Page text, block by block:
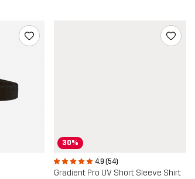
30%
4.9 (54)
Gradient Pro UV Short Sleeve Shirt